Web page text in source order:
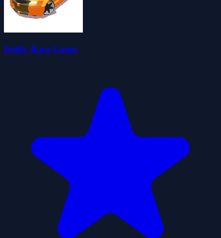
Drifty Race Game